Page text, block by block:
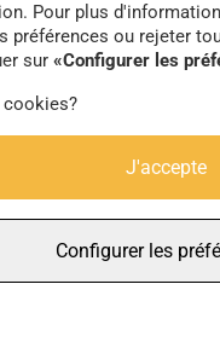
milliards
Calcutta,
rues des villes
Pour plus
préférences ou rejeter
sur «Configurer les
cookies?
J'accepte
Configurer les